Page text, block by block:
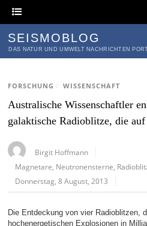
SEISMOBLOG
DAS NATUR UND UMWELT NACHRICHTEN
FORSCHUNG / WISSENSCHAFT
Australische Wissenschaftler
galaktische Radioblitze, die
Birgit Hoffmann
Magnetare Neutronensterne
Donnerstag, 8 August, 2013
Die Entdeckung von vier Radioblitzen,
hochenergetischen Explosionen in